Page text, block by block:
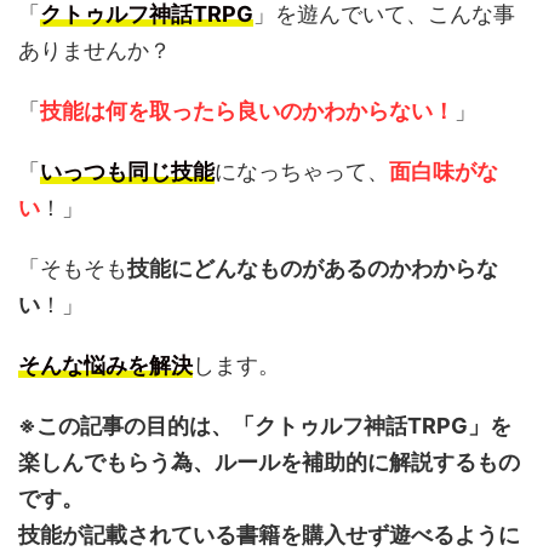
「 クトゥルフ神話TRPG 」を遊んでいて、こんな事
ありませんか？
「 技能は何を取ったら良いのかわからない！ 」
「 いっつも同じ技能になっちゃって、 面白味がな
い ！」
「そもそも技能にどんなものがあるのかわからな
い ！」
そんな悩みを解決します。
※この記事の目的は、「クトゥルフ神話TRPG」を
楽しんでもらう為、ルールを補助的に解説するもの
です。
技能が記載されている書籍を購入せず遊べるように